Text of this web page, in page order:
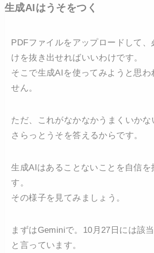
生成AIはうそをつく
PDFファイルをアップロードして
けを抜き出せればいいわけです。
そこで生成AIを使ってみようと思わ
せん。
ただ、これがなかなかうまくいかな
さらっとうそを答えるからです。
生成AIはあることないことを自信を
す。
その様子を見てみましょう。
まずはGeminiで。10月27日には該
と言っています。